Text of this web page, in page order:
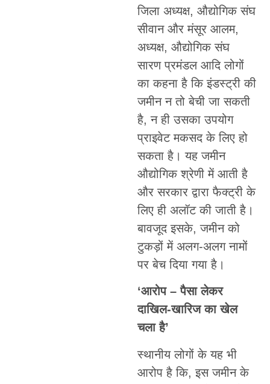
जिला अध्यक्ष, औद्योगिक संघ
सीवान और मंसूर आलम,
अध्यक्ष, औद्योगिक संघ
सारण प्रमंडल आदि लोगों
का कहना है कि इंडस्ट्री की
जमीन न तो बेची जा सकती
है, न ही उसका उपयोग
प्राइवेट मकसद के लिए हो
सकता है। यह जमीन
औद्योगिक श्रेणी में आती है
और सरकार द्वारा फैक्ट्री के
लिए ही अलॉट की जाती है।
बावजूद इसके, जमीन को
टुकड़ों में अलग-अलग नामों
पर बेच दिया गया है।
‘आरोप – पैसा लेकर
दाखिल-खारिज का खेल
चला है’
स्थानीय लोगों के यह भी
आरोप है कि, इस जमीन के